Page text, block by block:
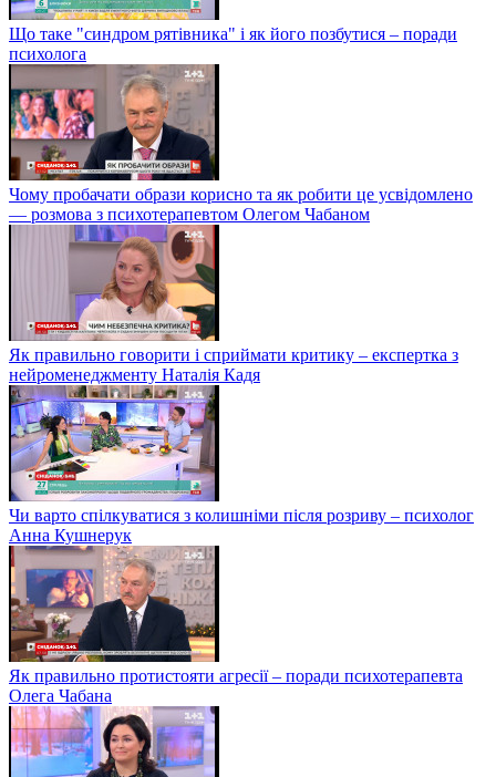
Що таке "синдром рятівника" і як його позбутися – поради
психолога
Чому пробачати образи корисно та як робити це усвідомлено
— розмова з психотерапевтом Олегом Чабаном
Як правильно говорити і сприймати критику – експертка з
нейроменеджменту Наталія Кадя
Чи варто спілкуватися з колишніми після розриву – психолог
Анна Кушнерук
Як правильно протистояти агресії – поради психотерапевта
Олега Чабана